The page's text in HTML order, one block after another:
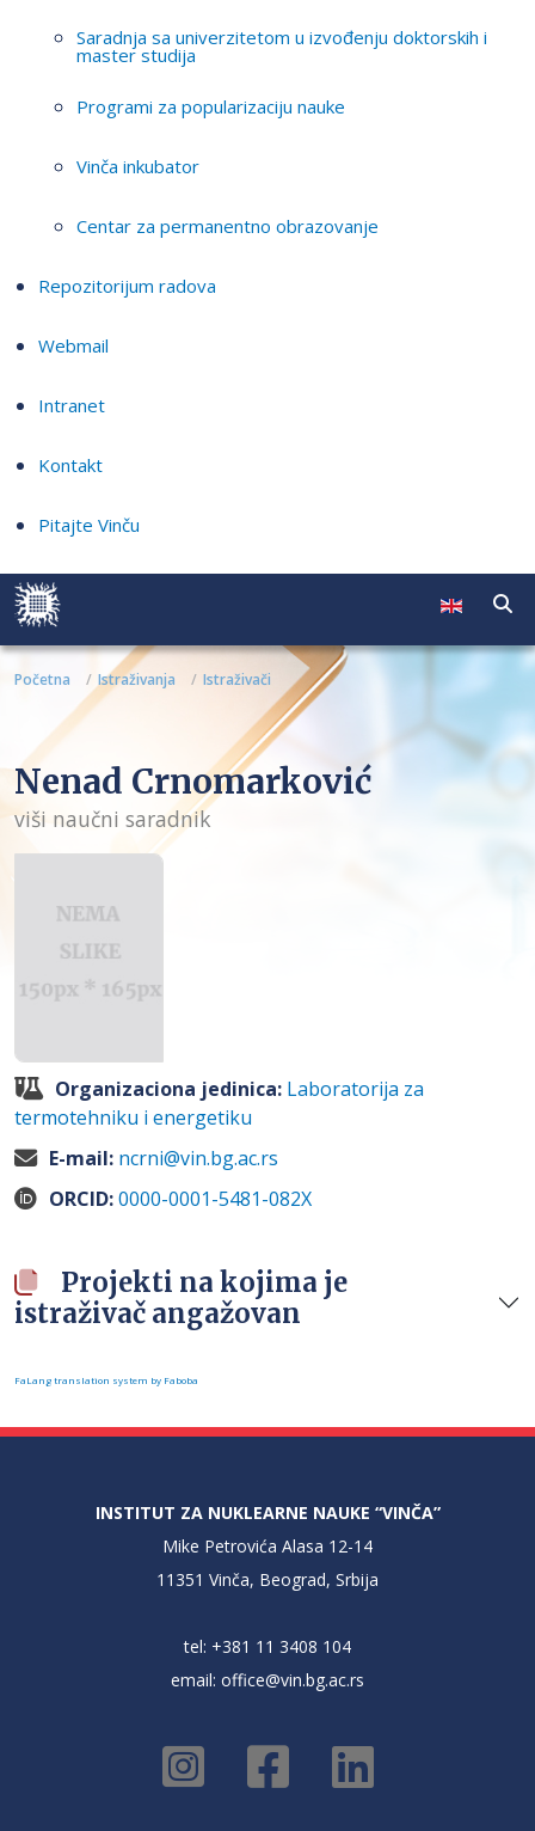
Saradnja sa univerzitetom u izvođenju doktorskih i
master studija
Programi za popularizaciju nauke
Vinča inkubator
Centar za permanentno obrazovanje
Repozitorijum radova
Webmail
Intranet
Kontakt
Pitajte Vinču
Početna Istraživanja Istraživači
Nenad Crnomarković
viši naučni saradnik
Organizaciona jedinica: Laboratorija za
termotehniku i energetiku
E-mail: ncrni@vin.bg.ac.rs
ORCID:0000-0001-5481-082X
Projekti na kojima je
istraživač angažovan
FaLang translation system by Faboba
INSTITUT ZA NUKLEARNE NAUKE “VINČA”
Mike Petrovića Alasa 12-14
11351 Vinča, Beograd, Srbija
tel: +381 11 3408 104
email: office@vin.bg.ac.rs